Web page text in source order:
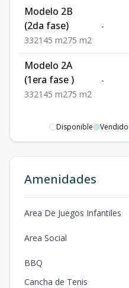
Modelo 2B
(2da fase)
332145 m275 m2
-
Modelo 2A
(1era fase )
332145 m275 m2
-
Disponible Vendido
Amenidades
Area De Juegos Infantiles
Area Social
BBQ
Cancha de Tenis